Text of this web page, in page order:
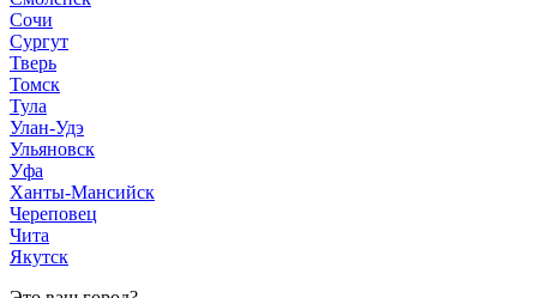
Сочи
Сургут
Тверь
Томск
Тула
Улан-Удэ
Ульяновск
Уфа
Ханты-Мансийск
Череповец
Чита
Якутск